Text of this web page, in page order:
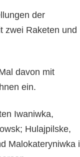
der
zwei Raketen und
davon mit
ein.
Iwaniwka,
Hulajpilske,
Malokateryniwka